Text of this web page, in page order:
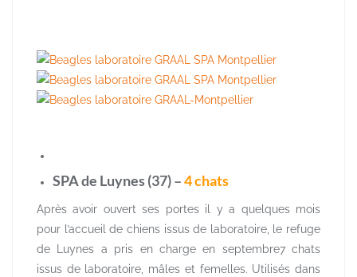
SPA de Luynes (37) –4 chats
Après avoir ouvert ses portes il y a quelques mois
pour l’accueil de chiens issus de laboratoire, le refuge
de Luynes a pris en charge en septembre7 chats
issus de laboratoire, mâles et femelles. Utilisés dans